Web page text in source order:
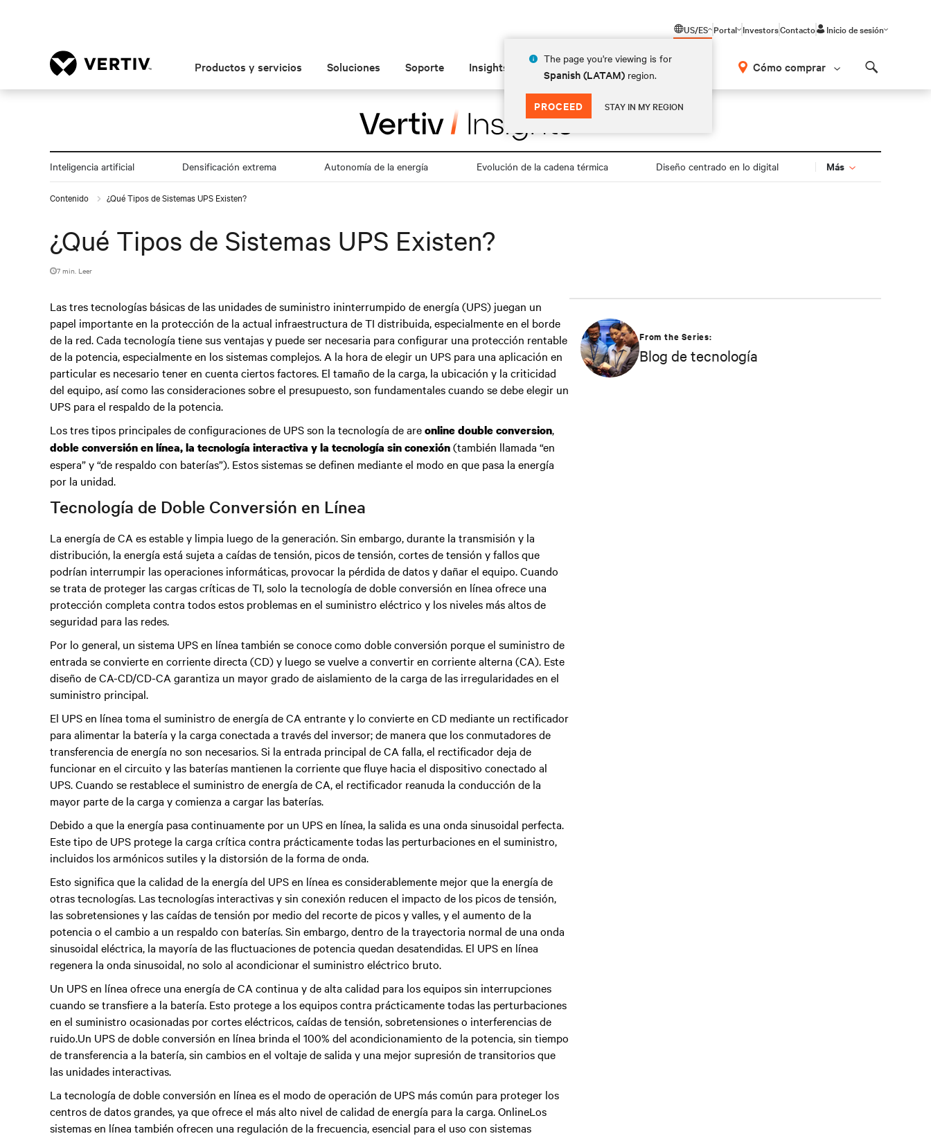
US/ES
The page you're viewing is for
Spanish (LATAM) region.
PROCEED STAY IN MY REGION
Portal InvestorsContacto Inicio de sesión
Productos y servicios Soluciones Soporte Insights Acerca de Cómo comprar
Inteligencia artificial Densificación extrema Autonomía de la energía Evolución de la cadena térmica Diseño centrado en lo digital Más
Contenido ¿Qué Tipos de Sistemas UPS Existen?
¿Qué Tipos de Sistemas UPS Existen?
7 min. Leer
Las tres tecnologías básicas de las unidades de suministro ininterrumpido de energía (UPS) juegan un
papel importante en la protección de la actual infraestructura de TI distribuida, especialmente en el borde
de la red. Cada tecnología tiene sus ventajas y puede ser necesaria para configurar una protección rentable
de la potencia, especialmente en los sistemas complejos. A la hora de elegir un UPS para una aplicación en
particular es necesario tener en cuenta ciertos factores. El tamaño de la carga, la ubicación y la criticidad
del equipo, así como las consideraciones sobre el presupuesto, son fundamentales cuando se debe elegir un
UPS para el respaldo de la potencia.
Los tres tipos principales de configuraciones de UPS son la tecnología deareonline double conversion,
doble conversión en línea, la tecnología interactiva y la tecnología sin conexión(también llamada “en
espera” y “de respaldo con baterías”). Estos sistemas se definen mediante el modo en que pasa la energía
por la unidad.
Tecnología de Doble Conversión en Línea
La energía de CA es estable y limpia luego de la generación. Sin embargo, durante la transmisión y la
distribución, la energía está sujeta a caídas de tensión, picos de tensión, cortes de tensión y fallos que
podrían interrumpir las operaciones informáticas, provocar la pérdida de datos y dañar el equipo. Cuando
se trata de proteger las cargas críticas de TI, solo la tecnología de doble conversión en línea ofrece una
protección completa contra todos estos problemas en el suministro eléctrico y los niveles más altos de
seguridad para las redes.
Por lo general, un sistema UPS en línea también se conoce como doble conversión porque el suministro de
entrada se convierte en corriente directa (CD) y luego se vuelve a convertir en corriente alterna (CA). Este
diseño de CA-CD/CD-CA garantiza un mayor grado de aislamiento de la carga de las irregularidades en el
suministro principal.
El UPS en línea toma el suministro de energía de CA entrante y lo convierte en CD mediante un rectificador
para alimentar la batería y la carga conectada a través del inversor; de manera que los conmutadores de
transferencia de energía no son necesarios. Si la entrada principal de CA falla, el rectificador deja de
funcionar en el circuito y las baterías mantienen la corriente que fluye hacia el dispositivo conectado al
UPS. Cuando se restablece el suministro de energía de CA, el rectificador reanuda la conducción de la
mayor parte de la carga y comienza a cargar las baterías.
Debido a que la energía pasa continuamente por un UPS en línea, la salida es una onda sinusoidal perfecta.
Este tipo de UPS protege la carga crítica contra prácticamente todas las perturbaciones en el suministro,
incluidos los armónicos sutiles y la distorsión de la forma de onda.
Esto significa que la calidad de la energía del UPS en línea es considerablemente mejor que la energía de
otras tecnologías. Las tecnologías interactivas y sin conexión reducen el impacto de los picos de tensión,
las sobretensiones y las caídas de tensión por medio del recorte de picos y valles, y el aumento de la
potencia o el cambio a un respaldo con baterías. Sin embargo, dentro de la trayectoria normal de una onda
sinusoidal eléctrica, la mayoría de las fluctuaciones de potencia quedan desatendidas. El UPS en línea
regenera la onda sinusoidal, no solo al acondicionar el suministro eléctrico bruto.
Un UPS en línea ofrece una energía de CA continua y de alta calidad para los equipos sin interrupciones
cuando se transfiere a la batería. Esto protege a los equipos contra prácticamente todas las perturbaciones
en el suministro ocasionadas por cortes eléctricos, caídas de tensión, sobretensiones o interferencias de
ruido.Un UPS de doble conversión en línea brinda el 100% del acondicionamiento de la potencia, sin tiempo
de transferencia a la batería, sin cambios en el voltaje de salida y una mejor supresión de transitorios que
las unidades interactivas.
La tecnología de doble conversión en línea es el modo de operación de UPS más común para proteger los
centros de datos grandes, ya que ofrece el más alto nivel de calidad de energía para la carga.OnlineLos
sistemas en línea también ofrecen una regulación de la frecuencia, esencial para el uso con sistemas
From the Series:
Blog de tecnología